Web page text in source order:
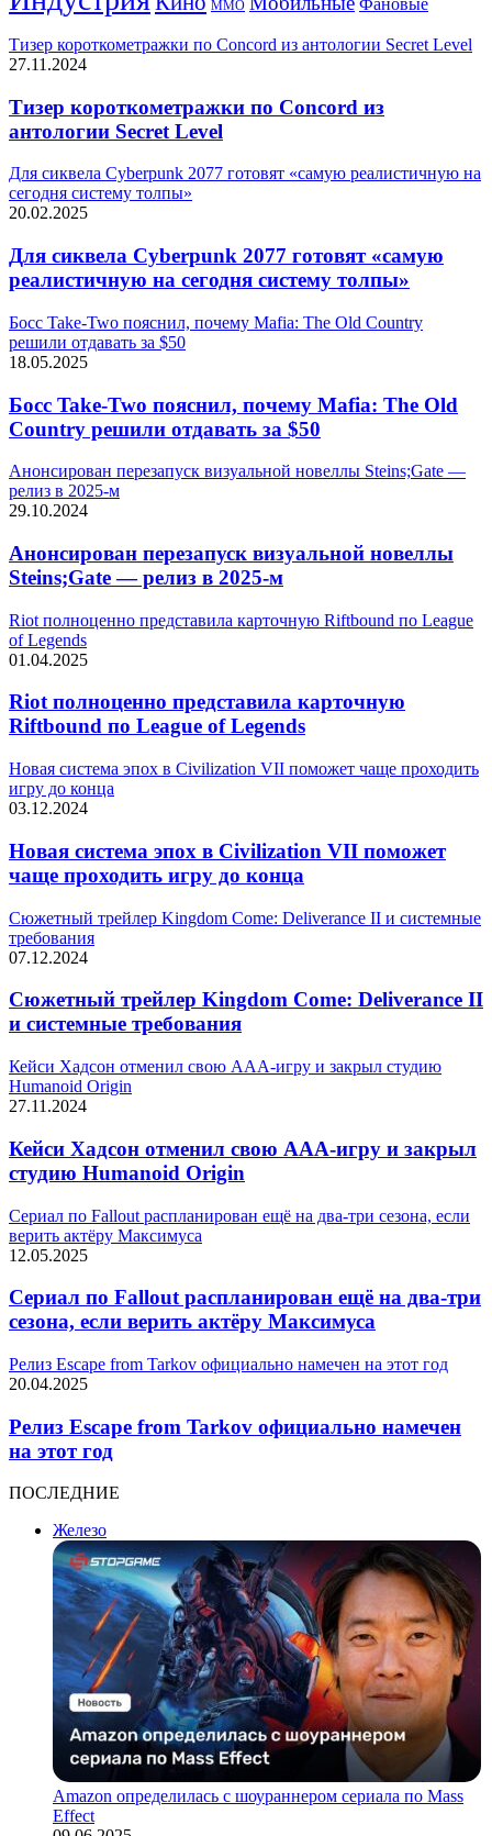
ММО Фановые
Тизер короткометражки по Concord из антологии Secret Level
27.11.2024
Тизер короткометражки по Concord из
антологии Secret Level
Для сиквела Cyberpunk 2077 готовят «самую реалистичную на
сегодня систему толпы»
20.02.2025
Для сиквела Cyberpunk 2077 готовят «самую
реалистичную на сегодня систему толпы»
Босс Take-Two пояснил, почему Mafia: The Old Country
решили отдавать за $50
18.05.2025
Босс Take-Two пояснил, почему Mafia: The Old
Country решили отдавать за $50
Анонсирован перезапуск визуальной новеллы Steins;Gate —
релиз в 2025-м
29.10.2024
Анонсирован перезапуск визуальной новеллы
Steins;Gate — релиз в 2025-м
Riot полноценно представила карточную Riftbound по League
of Legends
01.04.2025
Riot полноценно представила карточную
Riftbound по League of Legends
Новая система эпох в Civilization VII поможет чаще проходить
игру до конца
03.12.2024
Новая система эпох в Civilization VII поможет
чаще проходить игру до конца
Сюжетный трейлер Kingdom Come: Deliverance II и системные
требования
07.12.2024
Сюжетный трейлер Kingdom Come: Deliverance II
и системные требования
Кейси Хадсон отменил свою AAA-игру и закрыл студию
Humanoid Origin
27.11.2024
Кейси Хадсон отменил свою AAA-игру и закрыл
студию Humanoid Origin
Сериал по Fallout распланирован ещё на два-три сезона, если
верить актёру Максимуса
12.05.2025
Сериал по Fallout распланирован ещё на два-три
сезона, если верить актёру Максимуса
Релиз Escape from Tarkov официально намечен на этот год
20.04.2025
Релиз Escape from Tarkov официально намечен
на этот год
ПОСЛЕДНИЕ
Железо
Amazon определилась с шоураннером сериала по Mass
Effect